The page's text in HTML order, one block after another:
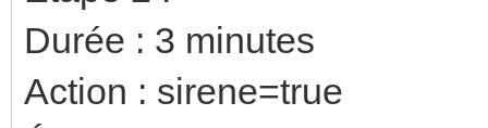
Durée : 3 minutes
Action : sirene=true